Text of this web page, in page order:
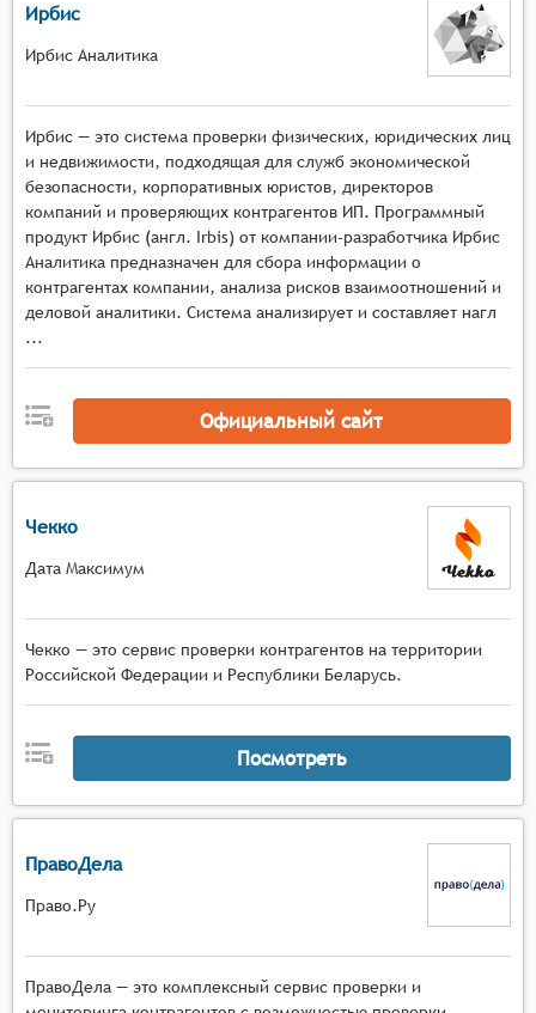
пользователям выявлять потенциальные риски
и возможности.
программными продуктами и сервисами,
такими как CRM, ERP, бухгалтерские программы
и т.д. Это позволяет пользователям получать
информацию о контрагентах в едином
интерфейсе и автоматизировать процессы
взаимодействия с ними.
Визуализация данных: системы могут
визуализации данных о контрагентах, такие как
графики, диаграммы, таблицы и т.п. Это
облегчает понимание и интерпретацию
Ирбис
Ирбис Аналитика
Ирбис — это система проверки физических, юридических лиц
и недвижимости, подходящая для служб экономической
безопасности, корпоративных юристов, директоров
компаний и проверяющих контрагентов ИП. Программный
продукт Ирбис (англ. Irbis) от компании-разработчика Ирбис
Аналитика предназначен для сбора информации о
контрагентах компании, анализа рисков взаимоотношений и
деловой аналитики. Система анализирует и составляет нагл
...
Официальный сайт
Чекко
Дата Максимум
Чекко — это сервис проверки контрагентов на территории
Российской Федерации и Республики Беларусь.
Посмотреть
ПравоДела
Право.Ру
ПравоДела — это комплексный сервис проверки и